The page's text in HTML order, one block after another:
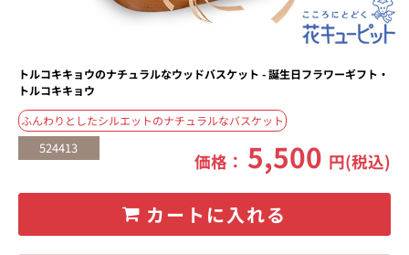
トルコキキョウのナチュラルなウッドバスケット - 誕生日フラワーギフト・
トルコキキョウ
ふんわりとしたシルエットのナチュラルなバスケット
524413
価格： 5,500 円(税込)
カートに入れる